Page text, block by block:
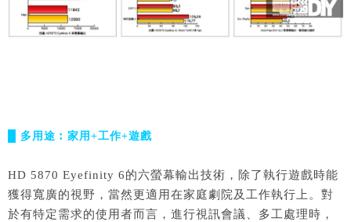
█ 多用途︰家用+工作+遊戲
HD 5870 Eyefinity 6的六螢幕輸出技術，除了執行遊戲時能
獲得寬廣的視野，當然更適用在家庭劇院及工作執行上。對
於有特定需求的使用者而言，進行視訊會議、多工處理時，